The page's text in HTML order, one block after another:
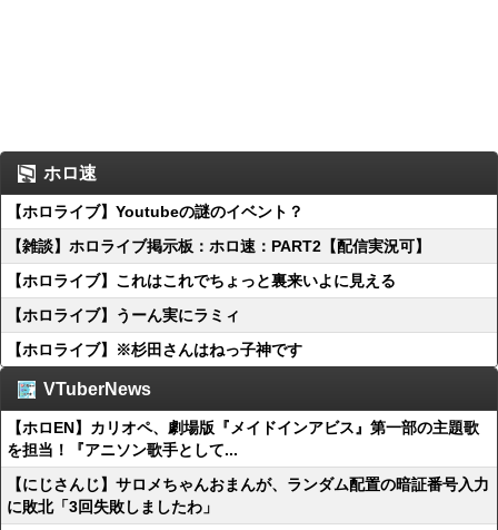
ホロ速
【ホロライブ】Youtubeの謎のイベント？
【雑談】ホロライブ掲示板：ホロ速：PART2【配信実況可】
【ホロライブ】これはこれでちょっと裏来いよに見える
【ホロライブ】うーん実にラミィ
【ホロライブ】※杉田さんはねっ子神です
VTuberNews
【ホロEN】カリオペ、劇場版『メイドインアビス』第一部の主題歌
を担当！『アニソン歌手として...
【にじさんじ】サロメちゃんおまんが、ランダム配置の暗証番号入力
に敗北「3回失敗しましたわ」